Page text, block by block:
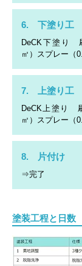
6. 下塗り工
DeCK下塗り
㎡）スプレー（
7. 上塗り工
DeCK上塗り
㎡）スプレー（
8. 片付け
⇒完了
塗装工程と日数